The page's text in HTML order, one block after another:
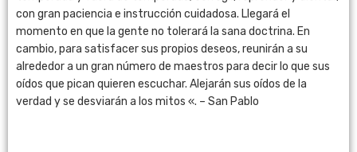
con gran paciencia e instrucción cuidadosa. Llegará el
momento en que la gente no tolerará la sana doctrina. En
cambio, para satisfacer sus propios deseos, reunirán a su
alrededor a un gran número de maestros para decir lo que sus
oídos que pican quieren escuchar. Alejarán sus oídos de la
verdad y se desviarán a los mitos «. – San Pablo